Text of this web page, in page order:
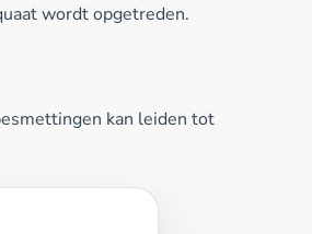
wordt opgetreden.
kan leiden tot